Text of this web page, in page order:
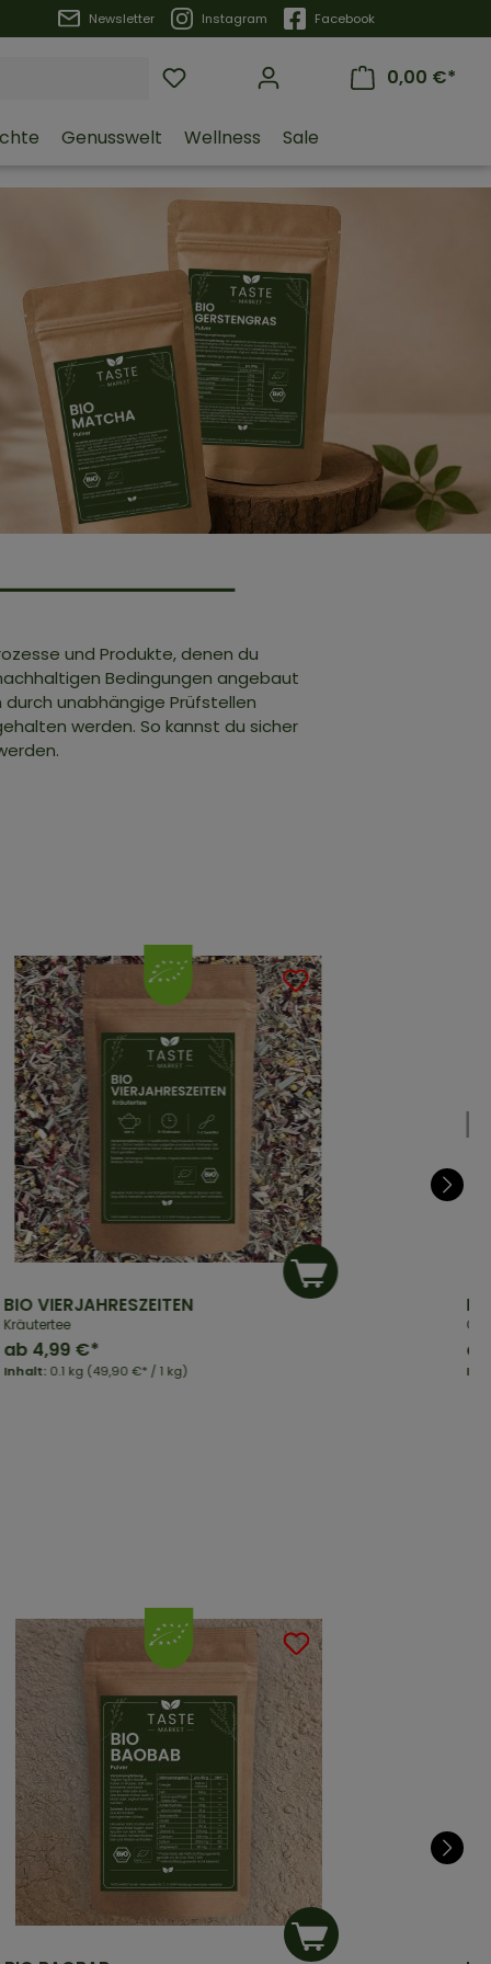
Newsletter Instagram Facebook
0,00 €*
Genusswelt Wellness Sale
und Produkte, denen du
Bedingungen angebaut
unabhängige Prüfstellen
werden. So kannst du sicher
BIO VIERJAHRESZEITEN
Kräutertee
Inhalt: 0.1 kg (49,90 €* / 1 kg)
ab 4,99 €* ab